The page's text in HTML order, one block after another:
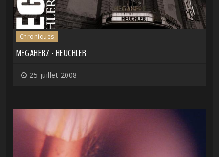
Chroniques
MEGAHERZ - HEUCHLER
25 juillet 2008